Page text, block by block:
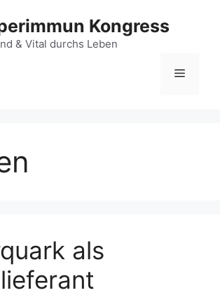
Kongress
& Vital durchs Leben
Menü
als